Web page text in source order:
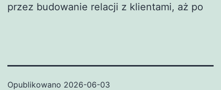
przez budowanie relacji z klientami, aż po
Opublikowano 2026-06-03